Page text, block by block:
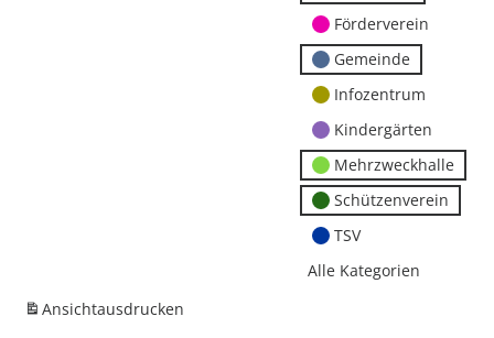
Förderverein
Gemeinde
Infozentrum
Kindergärten
Mehrzweckhalle
Schützenverein
TSV
Alle Kategorien
Ansichtausdrucken